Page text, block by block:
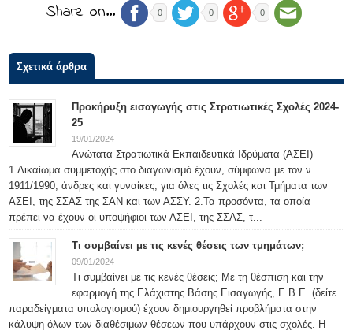
Share on… 0 0 0
Σχετικά άρθρα
Προκήρυξη εισαγωγής στις Στρατιωτικές Σχολές 2024-
25
19/01/2024
Ανώτατα Στρατιωτικά Εκπαιδευτικά Ιδρύματα (ΑΣΕΙ)
1.Δικαίωμα συμμετοχής στο διαγωνισμό έχουν, σύμφωνα με τον ν.
1911/1990, άνδρες και γυναίκες, για όλες τις Σχολές και Τμήματα των
ΑΣΕΙ, της ΣΣΑΣ της ΣΑΝ και των ΑΣΣΥ. 2.Τα προσόντα, τα οποία
πρέπει να έχουν οι υποψήφιοι των ΑΣΕΙ, της ΣΣΑΣ, τ...
Τι συμβαίνει με τις κενές θέσεις των τμημάτων;
09/01/2024
Τι συμβαίνει με τις κενές θέσεις; Με τη θέσπιση και την
εφαρμογή της Ελάχιστης Βάσης Εισαγωγής, Ε.Β.Ε. (δείτε
παραδείγματα υπολογισμού) έχουν δημιουργηθεί προβλήματα στην
κάλυψη όλων των διαθέσιμων θέσεων που υπάρχουν στις σχολές. Η